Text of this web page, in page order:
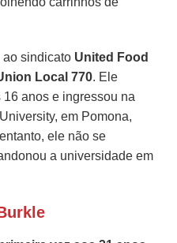
sindicato United Food
Local 770. Ele
anos e ingressou na
em Pomona,
ele não se
a universidade em